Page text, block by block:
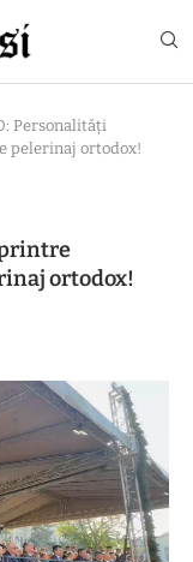
Personalități
pelerinaj ortodox!
ortodox!